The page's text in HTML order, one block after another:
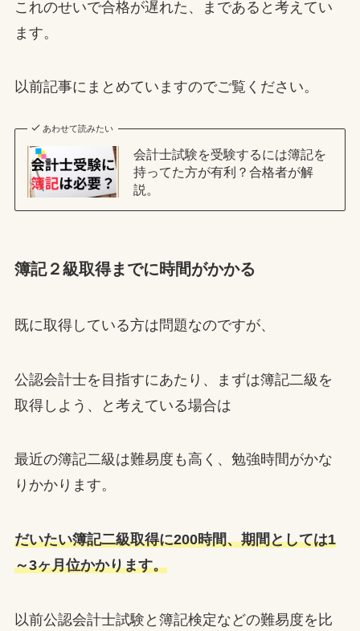
これのせいで合格が遅れた、まであると考えてい
ます。
以前記事にまとめていますのでご覧ください。
あわせて読みたい
会計士試験を受験するには簿記を
持ってた方が有利？合格者が解
説。
簿記２級取得までに時間がかかる
既に取得している方は問題なのですが、
公認会計士を目指すにあたり、まずは簿記二級を
取得しよう、と考えている場合は
最近の簿記二級は難易度も高く、勉強時間がかな
りかかります。
だいたい簿記二級取得に200時間、期間としては1
～3ヶ月位かかります。
以前公認会計士試験と簿記検定などの難易度を比